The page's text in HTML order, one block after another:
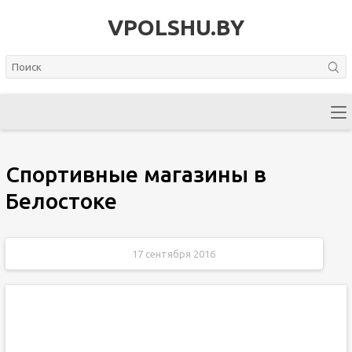
VPOLSHU.BY
Спортивные магазины в
Белостоке
17 сентября 2016